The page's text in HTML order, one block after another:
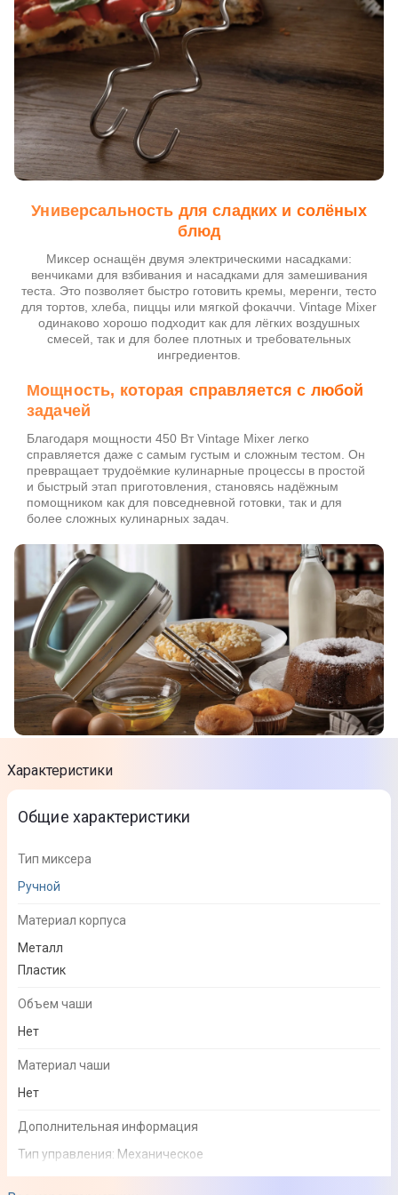
Универсальность для сладких и солёных
блюд
Миксер оснащён двумя электрическими насадками:
венчиками для взбивания и насадками для замешивания
теста. Это позволяет быстро готовить кремы, меренги, тесто
для тортов, хлеба, пиццы или мягкой фокаччи. Vintage Mixer
одинаково хорошо подходит как для лёгких воздушных
смесей, так и для более плотных и требовательных
ингредиентов.
Мощность, которая справляется с любой
задачей
Благодаря мощности 450 Вт Vintage Mixer легко
справляется даже с самым густым и сложным тестом. Он
превращает трудоёмкие кулинарные процессы в простой
и быстрый этап приготовления, становясь надёжным
помощником как для повседневной готовки, так и для
более сложных кулинарных задач.
Характеристики
Общие характеристики
Тип миксера
Ручной
Материал корпуса
Металл
Пластик
Объем чаши
Нет
Материал чаши
Нет
Дополнительная информация
Тип управления: Механическое